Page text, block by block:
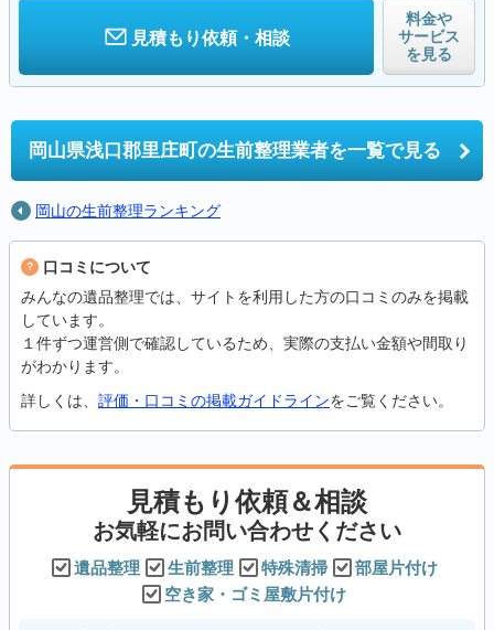
見積もり依頼・相談
料金や
サービス
を見る
岡山県浅口郡里庄町の生前整理業者を一覧で見る
岡山の生前整理ランキング
口コミについて
みんなの遺品整理では、サイトを利用した方の口コミのみを掲載
しています。
１件ずつ運営側で確認しているため、実際の支払い金額や間取り
がわかります。
詳しくは、 評価・口コミの掲載ガイドラインをご覧ください。
見積もり依頼＆相談
お気軽にお問い合わせください
遺品整理 生前整理 特殊清掃
部屋片付け
空き家・ゴミ屋敷片付け